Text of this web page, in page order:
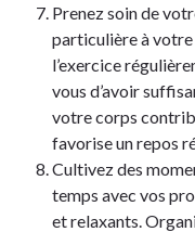
Prenez soin de
particulière à
l’exercice
vous d’avoir
votre corps
favorise un repos
Cultivez des
temps avec vos
et relaxants.